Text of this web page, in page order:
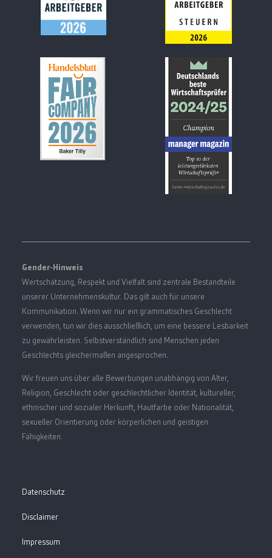
Gender-Hinweis
Wertschätzung, Respekt und Vielfalt sind zentrale Bestandteile
unserer Unternehmenskultur. Das gilt auch für unsere
Kommunikation. Wenn wir nur ein grammatisches Geschlecht
verwenden, tun wir dies ausschließlich, um eine bessere Lesbarkeit
zu gewährleisten. Selbstverständlich sind Menschen jeden
Geschlechts gleichermaßen angesprochen.
Wir freuen uns über alle Bewerbungen unabhängig von Alter,
Religion, Geschlecht oder geschlechtlicher Identität, kultureller,
ethnischer und sozialer Herkunft, Hautfarbe oder Nationalität,
sexueller Orientierung oder körperlichen und geistigen
Fähigkeiten.
Datenschutz
Disclaimer
Impressum